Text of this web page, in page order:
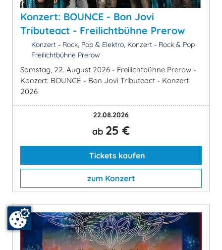
Konzert: BOUNCE - Bon Jovi
Tributeact - Freilichtbühne Prerow
Konzert - Rock, Pop & Elektro, Konzert - Rock & Pop
Freilichtbühne Prerow
Samstag, 22. August 2026 - Freilichtbühne Prerow -
Konzert: BOUNCE - Bon Jovi Tributeact - Konzert
2026
22.08.2026
ab 25 €
Tickets kaufen
zum Konzert